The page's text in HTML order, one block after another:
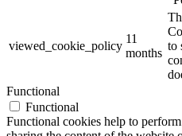
viewed_cookie_policy
11
months
to
Functional
Functional
Functional cookies help to